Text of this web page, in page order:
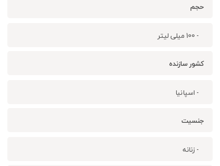
حجم
- 100 میلی لیتر
کشور سازنده
- اسپانیا
جنسیت
- زنانه